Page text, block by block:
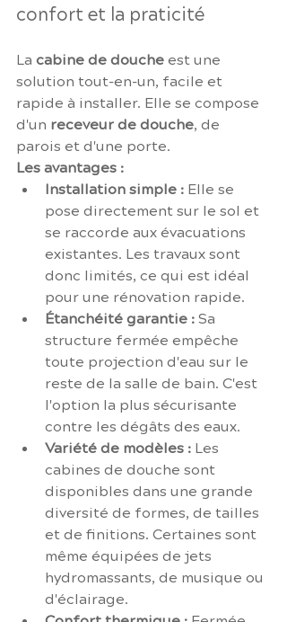
confort et la praticité
La cabine de douche est une
solution tout-en-un, facile et
rapide à installer. Elle se compose
d'un receveur de douche, de
parois et d'une porte.
Les avantages :
Installation simple : Elle se
pose directement sur le sol et
se raccorde aux évacuations
existantes. Les travaux sont
donc limités, ce qui est idéal
pour une rénovation rapide.
Étanchéité garantie : Sa
structure fermée empêche
toute projection d'eau sur le
reste de la salle de bain. C'est
l'option la plus sécurisante
contre les dégâts des eaux.
Variété de modèles : Les
cabines de douche sont
disponibles dans une grande
diversité de formes, de tailles
et de finitions. Certaines sont
même équipées de jets
hydromassants, de musique ou
d'éclairage.